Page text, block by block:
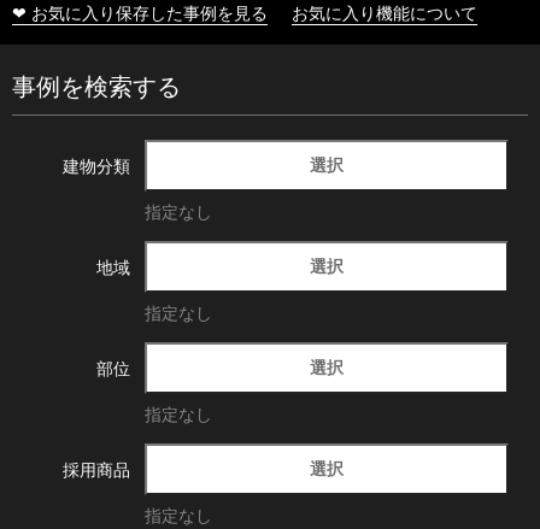
❤ お気に入り保存した事例を見る お気に入り機能について
事例を検索する
建物分類 選択
指定なし
地域 選択
指定なし
部位 選択
指定なし
採用商品 選択
指定なし